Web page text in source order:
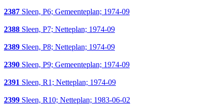
2387 Sleen, P6; Gemeenteplan; 1974-09
2388 Sleen, P7; Netteplan; 1974-09
2389 Sleen, P8; Netteplan; 1974-09
2390 Sleen, P9; Gemeenteplan; 1974-09
2391 Sleen, R1; Netteplan; 1974-09
2399 Sleen, R10; Netteplan; 1983-06-02